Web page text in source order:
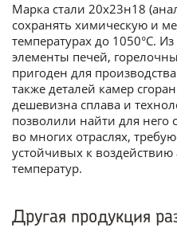
Марка стали 20х23н18
сохранять химическую и
температурах до 1050°С.
элементы печей,
пригоден для
также деталей камер
дешевизна сплава и
позволили найти для
во многих отраслях,
устойчивых к
температур.
Другая продукция